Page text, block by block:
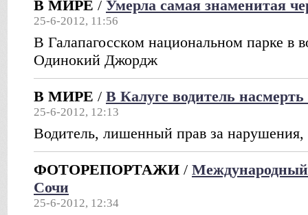
В МИРЕ / Умерла самая знаменитая
25-6-2012, 11:56
В Галапагосском национальном парке в
Одинокий Джордж
В МИРЕ / В Калуге водитель насмерть
25-6-2012, 12:13
Водитель, лишенный прав за нарушения,
ФОТОРЕПОРТАЖИ /
Сочи
25-6-2012, 12:34